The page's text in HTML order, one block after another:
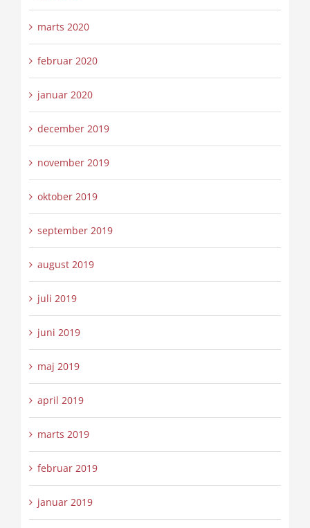
marts 2020
februar 2020
januar 2020
december 2019
november 2019
oktober 2019
september 2019
august 2019
juli 2019
juni 2019
maj 2019
april 2019
marts 2019
februar 2019
januar 2019